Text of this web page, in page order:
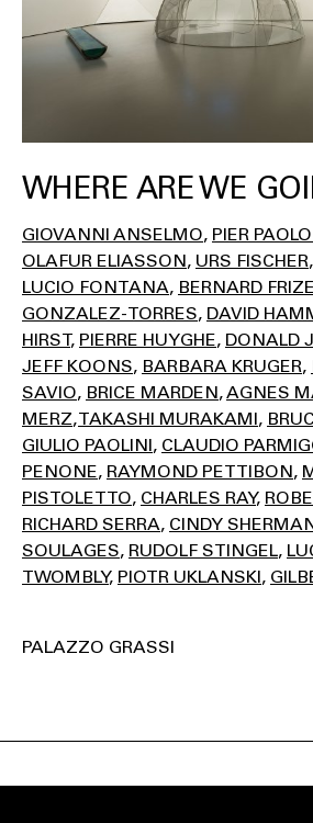
WHERE ARE WE
GIOVANNI ANSELMO PIER
OLAFUR ELIASSON URS FISCHER
LUCIO FONTANA BERNARD FRIZE
GONZALEZ-TORRES DAVID
HIRST PIERRE HUYGHE DONALD
JEFF KOONS BARBARA KRUGER
SAVIO BRICE MARDEN AGNES
MERZ TAKASHI MURAKAMI
GIULIO PAOLINI CLAUDIO
PENONE RAYMOND PETTIBON
PISTOLETTO CHARLES RAY
RICHARD SERRA CINDY
SOULAGES RUDOLF STINGEL
TWOMBLY PIOTR UKLANSKI
PALAZZO GRASSI